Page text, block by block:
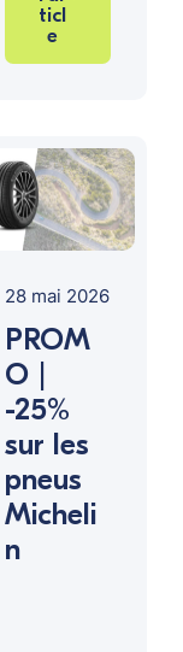
ticl
e
28 mai 2026
PROM
O |
-25%
sur les
pneus
Micheli
n